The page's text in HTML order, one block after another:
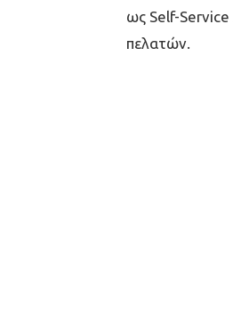
ως Self-Service
πελατών.